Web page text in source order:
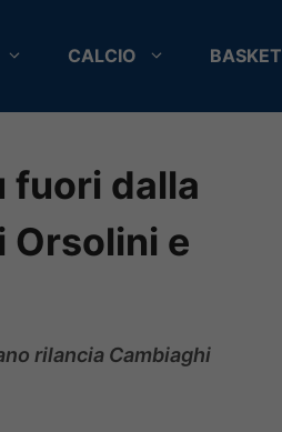
CALCIO BASKET
fuori dalla
Orsolini e
rilancia Cambiaghi